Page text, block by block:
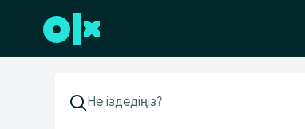
Төменгі деректемеге өту